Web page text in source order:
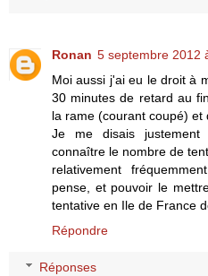
Ronan 5 septembre 2012
Moi aussi j'ai eu le droit à
30 minutes de retard au
la rame (courant coupé) et
Je me disais
connaître le nombre de
relativement
pense, et pouvoir le
tentative en Ile de France
Répondre
Réponses